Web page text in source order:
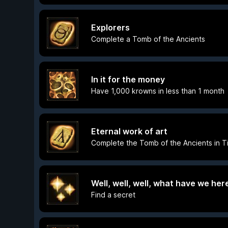
Explorers
Complete a Tomb of the Ancients
In it for the money
Have 1,000 krowns in less than 1 month
Eternal work of art
Complete the Tomb of the Ancients in
Well, well, well, what have we
Find a secret